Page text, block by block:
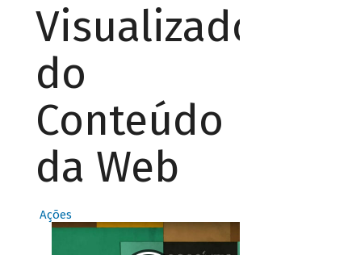
Visualizador
do
Conteúdo
da Web
Ações